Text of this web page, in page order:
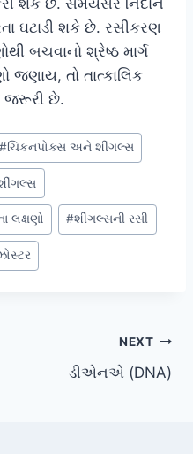
ઘટાડી શકે છે. રસીકરણ
બચવાનો શ્રેષ્ઠ માર્ગ
જણાય, તો તાત્કાલિક
જરૂરી છે.
#ચિકનપોક્સ અને શીંગલ્સ
લક્ષણો #શીંગલ્સની રસી
NEXT
ડીએનએ (DNA)